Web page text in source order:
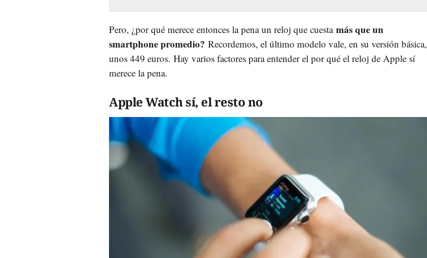
Pero, ¿por qué merece entonces la pena un reloj que cuesta más que un
smartphone promedio? Recordemos, el último modelo vale, en su versión básica,
unos 449 euros. Hay varios factores para entender el por qué el reloj de Apple sí
merece la pena.
Apple Watch sí, el resto no